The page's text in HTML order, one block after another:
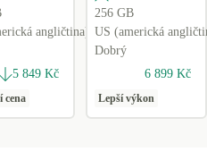
angličtina)
5 849 Kč
cena
256 GB
US (americká
Dobrý
6 899 Kč
Lepší výkon